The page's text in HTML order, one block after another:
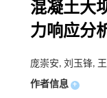
混凝土大
力响应分
庞崇安, 刘玉锋,
作者信息 +